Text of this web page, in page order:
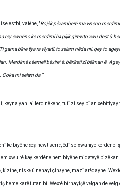
estbî, vatêne, "Rojêk pêxamberê ma vîneno
rey ewnêno ke merdimî ha pîjik girewto xwu dest û
gama bîne tîya ra vîyartî, to selam nêda mi, qey to
Merdimê bêemelî bêxîret ê; bêxîretî zî bêîman ê.
Coka mi selam da.' "
keyna yan laj ferq nêkeno, tutî zî sey pîlan
ke bîyêne şeş-hewt serre, êdî selxwanîye
xwu rê kay kerdêne hem bîyêne miqateyê
kizine, nîske û nehayî çînayne, mazî arêdayne.
heme karê tutan bi. Wextê birnayîşê velgan de